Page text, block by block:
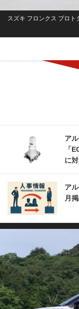
スズキ フロンクス プロト
ア
「
に
ア
月